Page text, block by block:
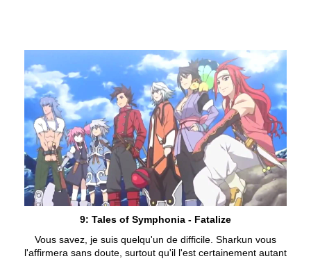
9: Tales of Symphonia - Fatalize
Vous savez, je suis quelqu'un de difficile. Sharkun vous
l'affirmera sans doute, surtout qu'il l'est certainement autant